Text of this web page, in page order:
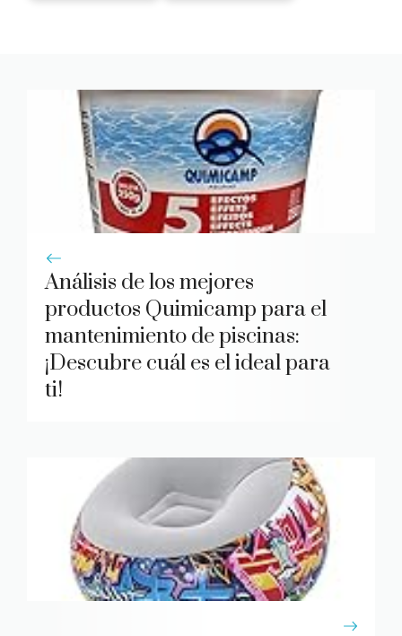
Análisis de los mejores
productos Quimicamp para el
mantenimiento de piscinas:
¡Descubre cuál es el ideal para
ti!